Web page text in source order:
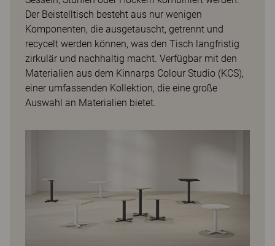
Der Beistelltisch besteht aus nur wenigen
Komponenten, die ausgetauscht, getrennt und
recycelt werden können, was den Tisch langfristig
zirkulär und nachhaltig macht. Verfügbar mit den
Materialien aus dem Kinnarps Colour Studio (KCS),
einer umfassenden Kollektion, die eine große
Auswahl an Materialien bietet.